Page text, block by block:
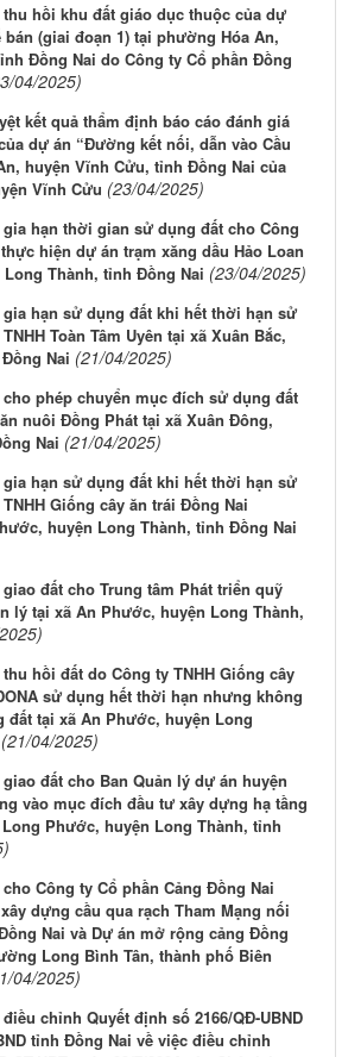
hồi khu đất giáo dục thuộc của dự
(giai đoạn 1) tại phường Hóa An,
Đồng Nai do Công ty Cổ phần Đồng
04/2025)
kết quả thẩm định báo cáo đánh giá
dự án “Đường kết nối, dẫn vào Cầu
huyện Vĩnh Cửu, tỉnh Đồng Nai của
Vĩnh Cửu (23/04/2025)
hạn thời gian sử dụng đất cho Công
hiện dự án trạm xăng dầu Hảo Loan
Long Thành, tỉnh Đồng Nai (23/04/2025)
hạn sử dụng đất khi hết thời hạn sử
Toàn Tâm Uyên tại xã Xuân Bắc,
Nai (21/04/2025)
phép chuyển mục đích sử dụng đất
nuôi Đồng Phát tại xã Xuân Đông,
Nai (21/04/2025)
hạn sử dụng đất khi hết thời hạn sử
Giống cây ăn trái Đồng Nai
huyện Long Thành, tỉnh Đồng Nai
đất cho Trung tâm Phát triển quỹ
lý tại xã An Phước, huyện Long Thành,
hồi đất do Công ty TNHH Giống cây
sử dụng hết thời hạn nhưng không
tại xã An Phước, huyện Long
(21/04/2025)
đất cho Ban Quản lý dự án huyện
vào mục đích đầu tư xây dựng hạ tầng
Phước, huyện Long Thành, tỉnh
Công ty Cổ phần Cảng Đồng Nai
dựng cầu qua rạch Tham Mạng nối
Nai và Dự án mở rộng cảng Đồng
Long Bình Tân, thành phố Biên
04/2025)
chỉnh Quyết định số 2166/QĐ-UBND
tỉnh Đồng Nai về việc điều chỉnh